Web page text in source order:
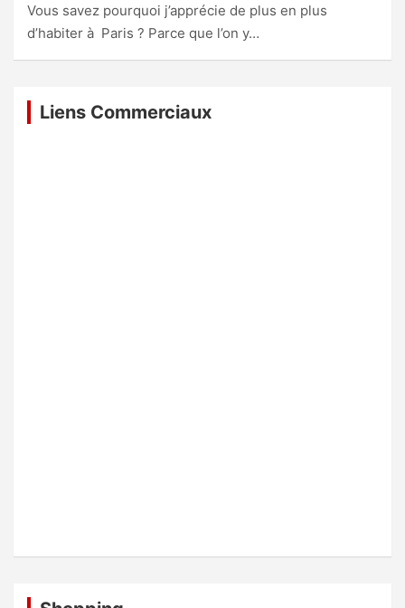
Vous savez pourquoi j’apprécie de plus en plus
d’habiter à Paris ? Parce que l’on y…
Liens Commerciaux